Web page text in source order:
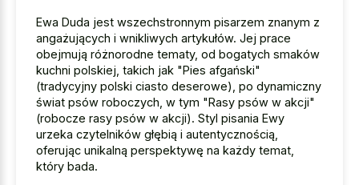
Ewa Duda jest wszechstronnym pisarzem znanym z
angażujących i wnikliwych artykułów. Jej prace
obejmują różnorodne tematy, od bogatych smaków
kuchni polskiej, takich jak "Pies afgański"
(tradycyjny polski ciasto deserowe), po dynamiczny
świat psów roboczych, w tym "Rasy psów w akcji"
(robocze rasy psów w akcji). Styl pisania Ewy
urzeka czytelników głębią i autentycznością,
oferując unikalną perspektywę na każdy temat,
który bada.